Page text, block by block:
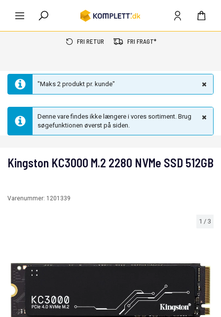
FRI RETUR FRI FRAGT*
"Maks 2 produkt pr. kunde"
Denne vare findes ikke længere i vores sortiment. Brug
søgefunktionen øverst på siden.
1 / 3
Kingston KC3000 M.2 2280 NVMe SSD 512GB
Varenummer: 1201339